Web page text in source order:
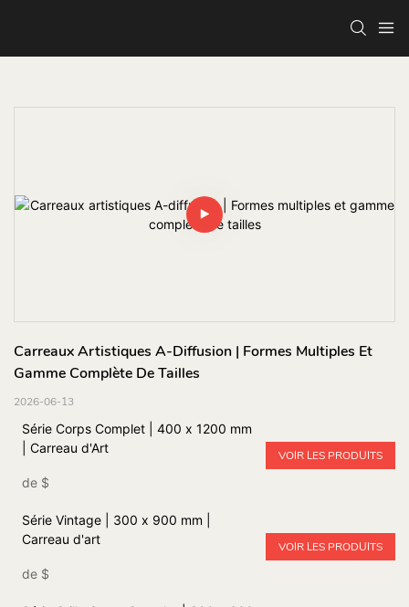
Carreaux Artistiques A-Diffusion | Formes Multiples Et
Gamme Complète De Tailles
2026-06-13
Série Corps Complet | 400 x 1200 mm
| Carreau d'Art
de $
VOIR LES PRODUITS
Série Vintage | 300 x 900 mm |
Carreau d'art
de $
VOIR LES PRODUITS